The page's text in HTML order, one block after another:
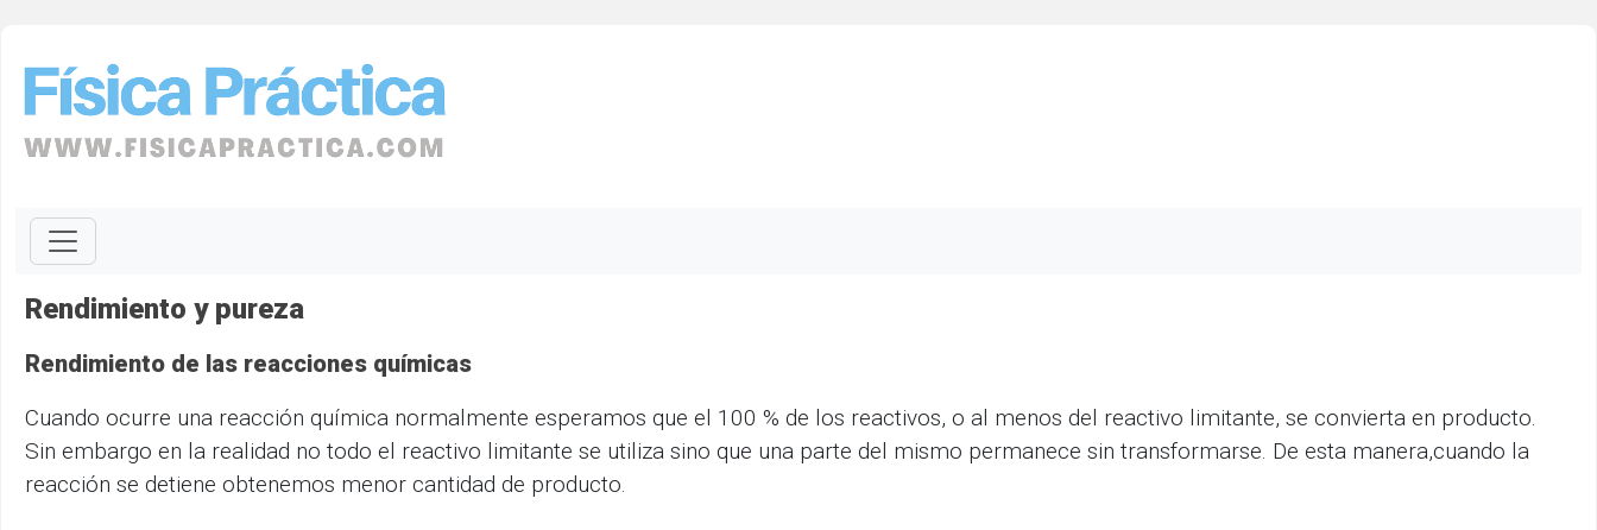
Rendimiento y pureza
Rendimiento de las reacciones químicas
Cuando ocurre una reacción química normalmente esperamos que el 100 % de los reactivos, o al menos del reactivo limitante, se convierta en producto.
Sin embargo en la realidad no todo el reactivo limitante se utiliza sino que una parte del mismo permanece sin transformarse. De esta manera,cuando la
reacción se detiene obtenemos menor cantidad de producto.